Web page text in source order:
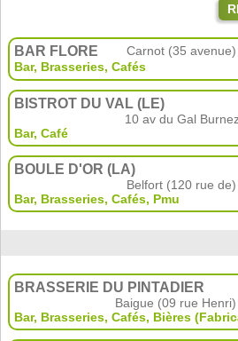
BAR FLORE Carnot (35 avenue)
Bar, Brasseries, Cafés
BISTROT DU VAL (LE)
10 av du Gal
Bar, Café
BOULE D'OR (LA)
Belfort (120 rue de)
Bar, Brasseries, Cafés, Pmu
BRASSERIE DU PINTADIER
Baigue (09 rue Henri)
Bar, Brasseries, Cafés, Bières